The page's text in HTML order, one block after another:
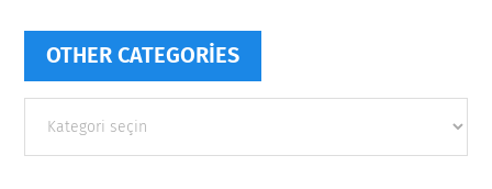
OTHER CATEGORIES
categories